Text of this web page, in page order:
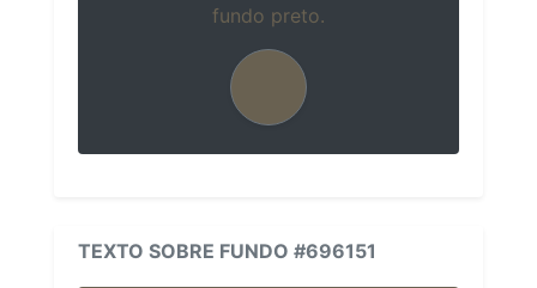
fundo preto.
TEXTO SOBRE FUNDO #696151